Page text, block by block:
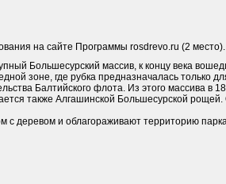
на сайте Программы rosdrevo.ru (2 место).
Большесурский массив, к концу века
зоне, где рубка предназначалась только
Балтийского флота. Из этого массива в
также Алгашинской Большесурской рощей.
деревом и облагораживают территорию